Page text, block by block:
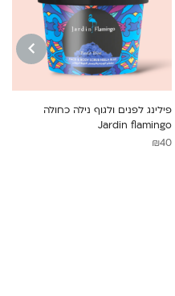
פילינג לפנים ולגוף נילה כחולה
Jardin flamingo
₪40